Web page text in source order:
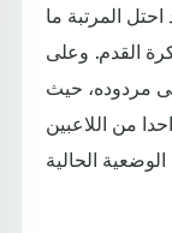
المرتبة ما
القدم. وعلى
مردوده، حيث
من اللاعبين